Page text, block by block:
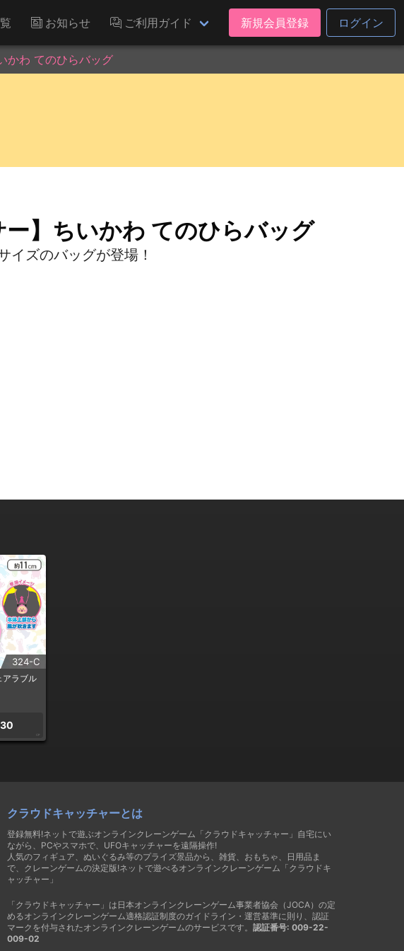
お知らせ ご利用ガイド 新規会員登録 ログイン
かわ てのひらバッグ
ー】ちいかわ てのひらバッグ
イズのバッグが登場！
324-C
アラブル
CP
クラウドキャッチャーとは
登録無料!ネットで遊ぶオンラインクレーンゲーム「クラウドキャッチャー」自宅にい
ながら、PCやスマホで、UFOキャッチャーを遠隔操作!
人気のフィギュア、ぬいぐるみ等のプライズ景品から、雑貨、おもちゃ、日用品ま
で、クレーンゲームの決定版!ネットで遊べるオンラインクレーンゲーム「クラウドキ
ャッチャー」
「クラウドキャッチャー」は日本オンラインクレーンゲーム事業者協会（JOCA）の定
めるオンラインクレーンゲーム適格認証制度のガイドライン・運営基準に則り、認証
マークを付与されたオンラインクレーンゲームのサービスです。 認証番号: 009-22-
009-02